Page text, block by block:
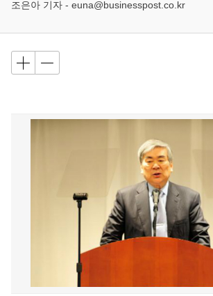
조은아 기자 - euna@businesspost.co.kr